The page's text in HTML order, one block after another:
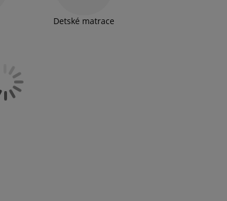
Detské matrace